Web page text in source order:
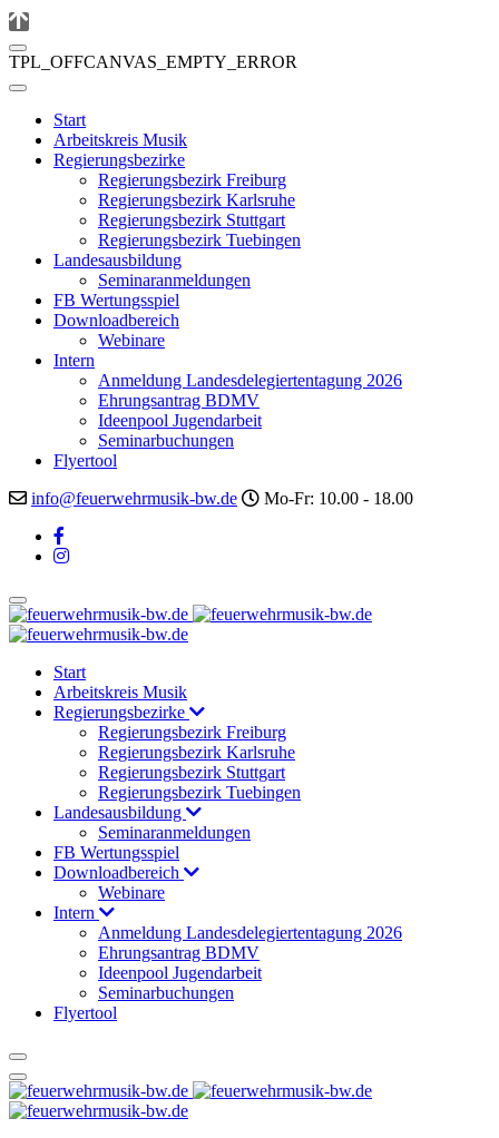
TPL_OFFCANVAS_EMPTY_ERROR
Start
Arbeitskreis Musik
Regierungsbezirke
Regierungsbezirk Freiburg
Regierungsbezirk Karlsruhe
Regierungsbezirk Stuttgart
Regierungsbezirk Tuebingen
Landesausbildung
Seminaranmeldungen
FB Wertungsspiel
Downloadbereich
Webinare
Intern
Anmeldung Landesdelegiertentagung 2026
Ehrungsantrag BDMV
Ideenpool Jugendarbeit
Seminarbuchungen
Flyertool
info@feuerwehrmusik-bw.de
Mo-Fr: 10.00 - 18.00
Start
Arbeitskreis Musik
Regierungsbezirke
Regierungsbezirk Freiburg
Regierungsbezirk Karlsruhe
Regierungsbezirk Stuttgart
Regierungsbezirk Tuebingen
Landesausbildung
Seminaranmeldungen
FB Wertungsspiel
Downloadbereich
Webinare
Intern
Anmeldung Landesdelegiertentagung 2026
Ehrungsantrag BDMV
Ideenpool Jugendarbeit
Seminarbuchungen
Flyertool